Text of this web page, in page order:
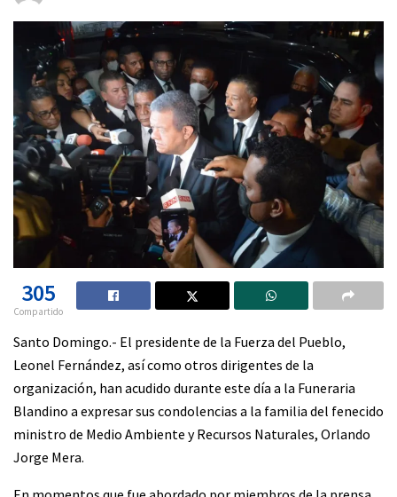
305
Compartido
Santo Domingo.- El presidente de la Fuerza del Pueblo,
Leonel Fernández, así como otros dirigentes de la
organización, han acudido durante este día a la Funeraria
Blandino a expresar sus condolencias a la familia del fenecido
ministro de Medio Ambiente y Recursos Naturales, Orlando
Jorge Mera.